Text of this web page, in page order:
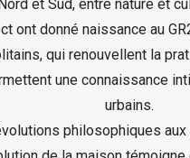
et Sud, entre nature et
ont donné naissance au
qui renouvellent la
une connaissance
urbains.
philosophiques